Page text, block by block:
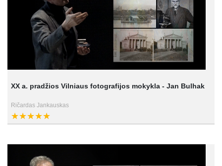
XX a. pradžios Vilniaus fotografijos mokykla - Jan Bulhak
Ričardas Jankauskas